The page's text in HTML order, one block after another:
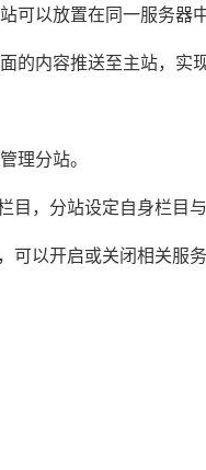
可以放置在同一服务器
的内容推送至主站，实
理分站。
，分站设定自身栏目
可以开启或关闭相关服